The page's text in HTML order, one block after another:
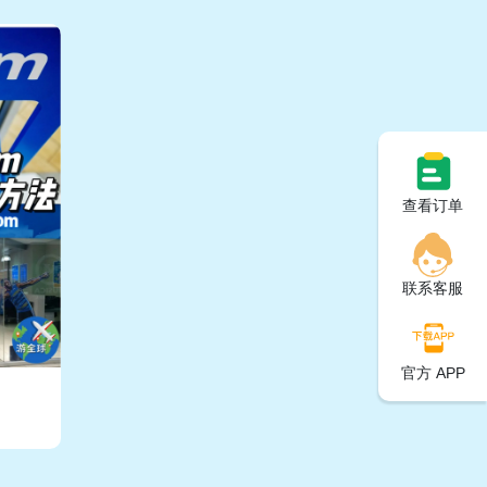
查看订单
联系客服
官方 APP